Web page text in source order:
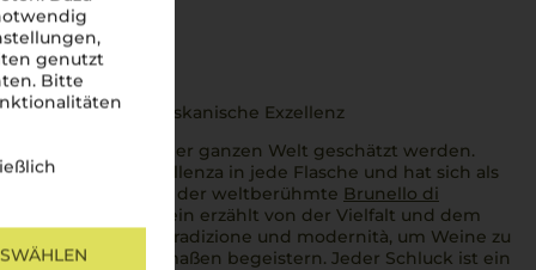
genutzt
Bitte
Banfi verkörpert toskanische Exzellenz
die auf der ganzen Welt geschätzt werden.
Weingut
exzellenza in jede Flasche und hat sich als
etabliert. Ob der weltberühmte Brunello di
– jeder Wein erzählt von der Vielfalt und dem
tradizione und modernità, um Weine zu
gleichermaßen begeistern. Jeder Schluck ist ein